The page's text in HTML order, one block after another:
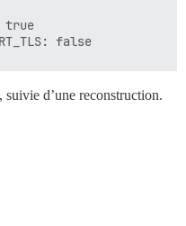
true
d’une reconstruction.